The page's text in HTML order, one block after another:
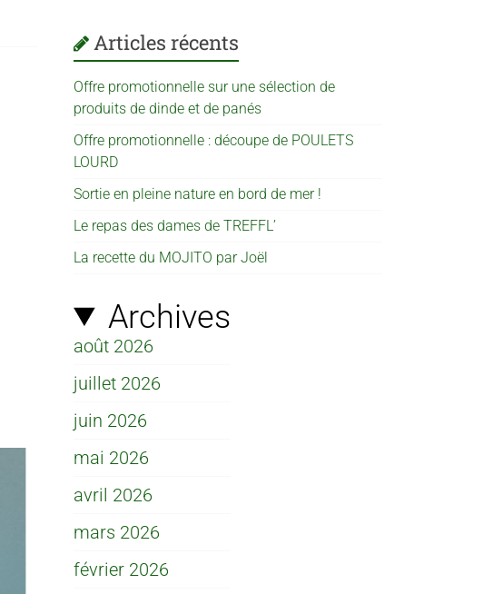
Articles récents
Offre promotionnelle sur une sélection de
produits de dinde et de panés
Offre promotionnelle : découpe de POULETS
LOURD
Sortie en pleine nature en bord de mer !
Le repas des dames de TREFFL’
La recette du MOJITO par Joël
Archives
août 2026
juillet 2026
juin 2026
mai 2026
avril 2026
mars 2026
février 2026